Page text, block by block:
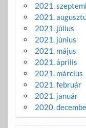
2021.
2021.
2021. július
2021. június
2021. május
2021. április
2021. március
2021. február
2021. január
2020.